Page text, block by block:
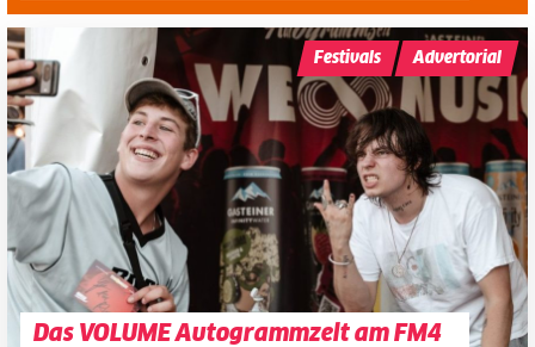
Das VOLUME Autogrammzelt am FM4
Festivals Advertorial